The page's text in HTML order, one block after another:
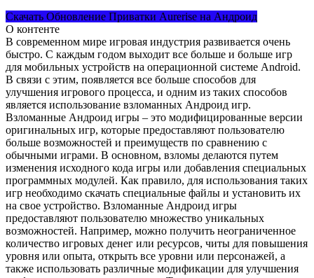
Скачать Обновление Приватки Aurerise на Андроид
О контенте
В современном мире игровая индустрия развивается очень
быстро. С каждым годом выходит все больше и больше игр
для мобильных устройств на операционной системе Android.
В связи с этим, появляется все больше способов для
улучшения игрового процесса, и одним из таких способов
является использование взломанных Андроид игр.
Взломанные Андроид игры – это модифицированные версии
оригинальных игр, которые предоставляют пользователю
больше возможностей и преимуществ по сравнению с
обычными играми. В основном, взломы делаются путем
изменения исходного кода игры или добавления специальных
программных модулей. Как правило, для использования таких
игр необходимо скачать специальные файлы и установить их
на свое устройство. Взломанные Андроид игры
предоставляют пользователю множество уникальных
возможностей. Например, можно получить неограниченное
количество игровых денег или ресурсов, читы для повышения
уровня или опыта, открыть все уровни или персонажей, а
также использовать различные модификации для улучшения